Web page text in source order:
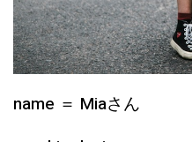
name ＝ Miaさん